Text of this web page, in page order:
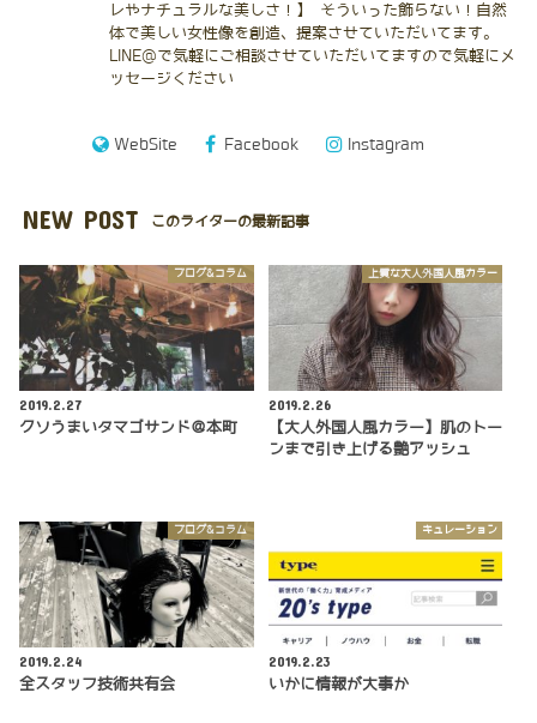
レやナチュラルな美しさ！】 そういった飾らない！自然
体で美しい女性像を創造、提案させていただいてます。
LINE@で気軽にご相談させていただいてますので気軽にメ
ッセージください
WebSite Facebook Instagram
NEW POST このライターの最新記事
ブログ&コラム
2019.2.27
クソうまいタマゴサンド＠本町
上質な大人外国人風カラー
2019.2.26
【大人外国人風カラー】肌のトー
ンまで引き上げる艶アッシュ
ブログ&コラム
2019.2.24
全スタッフ技術共有会
キュレーション
2019.2.23
いかに情報が大事か